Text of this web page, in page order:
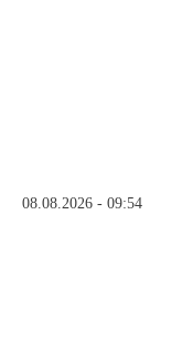
08.08.2026 - 09:54